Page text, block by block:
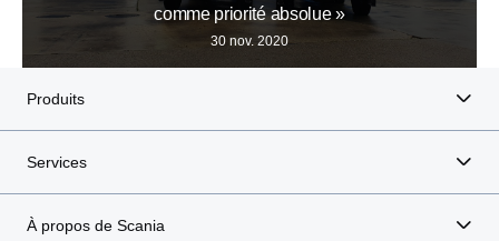
comme priorité absolue »
30 nov. 2020
Produits
Services
À propos de Scania